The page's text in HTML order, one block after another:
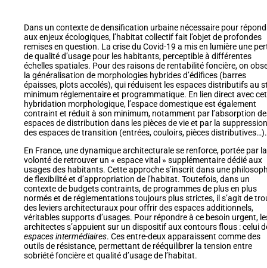
Dans un contexte de densification urbaine nécessaire pour
aux enjeux écologiques, l’habitat collectif fait l’objet de profondes
remises en question. La crise du Covid-19 a mis en lumière une
de qualité d’usage pour les habitants, perceptible à différentes
échelles spatiales. Pour des raisons de rentabilité foncière, on
la généralisation de morphologies hybrides d’édifices (barres
épaisses, plots accolés), qui réduisent les espaces distributifs au
minimum réglementaire et programmatique. En lien direct avec
hybridation morphologique, l’espace domestique est également
contraint et réduit à son minimum, notamment par l’absorption
espaces de distribution dans les pièces de vie et par la suppression
des espaces de transition (entrées, couloirs, pièces distributives…).
En France, une dynamique architecturale se renforce, portée par la
volonté de retrouver un « espace vital » supplémentaire dédié aux
usages des habitants. Cette approche s’inscrit dans une
de flexibilité et d’appropriation de l’habitat. Toutefois, dans un
contexte de budgets contraints, de programmes de plus en plus
normés et de réglementations toujours plus strictes, il s’agit de
des leviers architecturaux pour offrir des espaces additionnels,
véritables supports d’usages. Pour répondre à ce besoin urgent,
architectes s’appuient sur un dispositif aux contours flous : celui
espaces intermédiaires. Ces entre-deux apparaissent comme des
outils de résistance, permettant de rééquilibrer la tension entre
sobriété foncière et qualité d’usage de l’habitat.